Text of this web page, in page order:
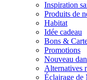
Inspiration
Produits de
Habitat
Idée cadeau
Bons &
Promotions
Nouveau
Alternatives
Éclairage de